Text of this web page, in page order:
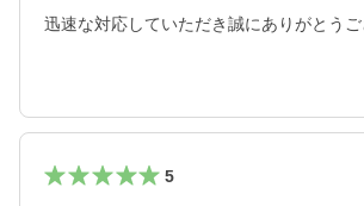
迅速な対応していただき誠にありがとうご
5